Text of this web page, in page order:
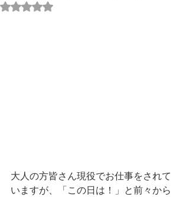
5つ星のうちNaNと評価されています。
大人の方皆さん現役でお仕事をされて
いますが、「この日は！」と前々から